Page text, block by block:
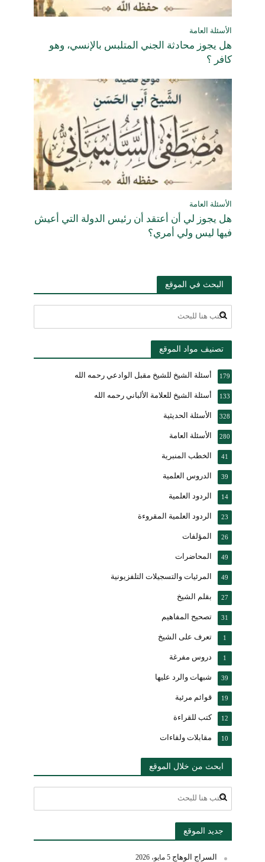
الأسئلة العامة
هل يجوز محادثة الجني المتلبس بالإنسي، وهو
كافر ؟
الأسئلة العامة
هل يجوز لي أن أعتقد أن رئيس الدولة التي أعيش
فيها ليس ولي أمري؟
البحث في الموقع
تصنيف مواد الموقع
أسئلة الشيخ للشيخ مقبل الوادعي رحمه الله 179
أسئلة الشيخ للعلامة الألباني رحمه الله 133
الأسئلة الحديثية 328
الأسئلة العامة 280
الخطب المنبرية 41
الدروس العلمية 39
الردود العلمية 14
الردود العلمية المقروءة 23
المؤلفات 26
المحاضرات 49
المرئيات والتسجيلات التلفزيونية 49
بقلم الشيخ 27
تصحيح المفاهيم 31
تعرف على الشيخ 1
دروس مفرغة 1
شبهات والرد عليها 39
قوائم مرئية 19
كتب للقراءة 12
مقابلات ولقاءات 10
ابحث من خلال الموقع
جديد الموقع
السراج الوهاج 5 مايو، 2026